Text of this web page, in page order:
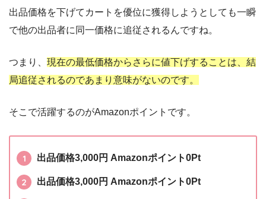
出品価格を下げてカートを優位に獲得しようとしても一瞬
で他の出品者に同一価格に追従されるんですね。
つまり、 現在の最低価格からさらに値下げすることは、結
局追従されるのであまり意味がないのです。
そこで活躍するのがAmazonポイントです。
出品価格3,000円 Amazonポイント0Pt
出品価格3,000円 Amazonポイント0Pt